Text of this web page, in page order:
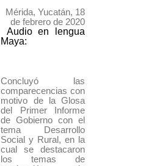
Mérida, Yucatán, 18
de febrero de 2020
Audio en lengua
Maya:
Concluyó las
comparecencias con
motivo de la Glosa
del Primer Informe
de Gobierno con el
tema Desarrollo
Social y Rural, en la
cual se destacaron
los temas de